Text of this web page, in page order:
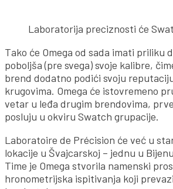
Laboratorija preciznosti će
Tako će Omega od sada imati priliku
poboljša (pre svega) svoje kalibre,
brend dodatno podići svoju
krugovima. Omega će istovremeno
vetar u leđa drugim brendovima,
posluju u okviru Swatch grupacije.
Laboratoire de Précision će već u
lokacije u Švajcarskoj – jednu u
Time je Omega stvorila namenski
hronometrijska ispitivanja koji